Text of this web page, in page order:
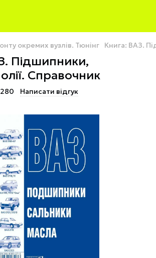
окремих вузлів. Тюнінг Книга: ВАЗ.
Підшипники,
Справочник
Написати відгук